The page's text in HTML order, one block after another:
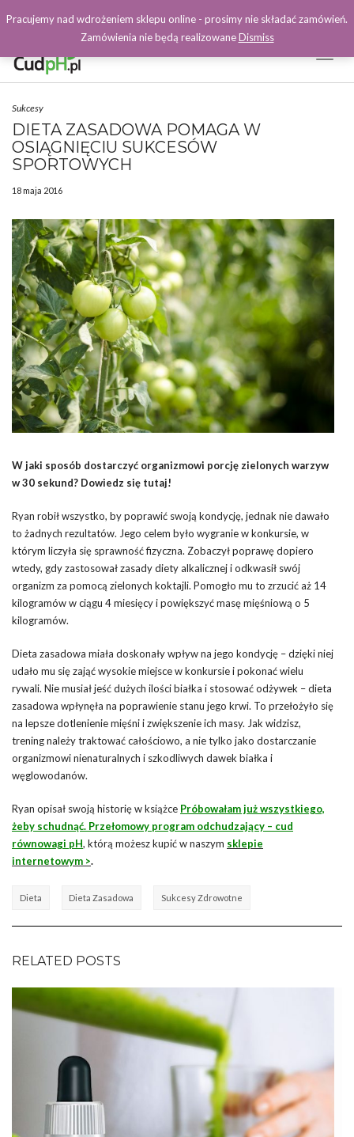
Facebook
Sukcesy
DIETA ZASADOWA POMAGA W
OSIĄGNIĘCIU SUKCESÓW
SPORTOWYCH
18 maja 2016
W jaki sposób dostarczyć organizmowi porcję zielonych warzyw
w 30 sekund? Dowiedz się tutaj!
Ryan robił wszystko, by poprawić swoją kondycję, jednak nie dawało
to żadnych rezultatów. Jego celem było wygranie w konkursie, w
którym liczyła się sprawność fizyczna. Zobaczył poprawę dopiero
wtedy, gdy zastosował zasady diety alkalicznej i odkwasił swój
organizm za pomocą zielonych koktajli. Pomogło mu to zrzucić aż 14
kilogramów w ciągu 4 miesięcy i powiększyć masę mięśniową o 5
kilogramów.
Dieta zasadowa miała doskonały wpływ na jego kondycję – dzięki niej
udało mu się zająć wysokie miejsce w konkursie i pokonać wielu
rywali. Nie musiał jeść dużych ilości białka i stosować odżywek – dieta
zasadowa wpłynęła na poprawienie stanu jego krwi. To przełożyło się
na lepsze dotlenienie mięśni i zwiększenie ich masy. Jak widzisz,
trening należy traktować całościowo, a nie tylko jako dostarczanie
organizmowi nienaturalnych i szkodliwych dawek białka i
węglowodanów.
Ryan opisał swoją historię w książce Próbowałam już wszystkiego,
żeby schudnąć. Przełomowy program odchudzający – cud
równowagi pH, którą możesz kupić w naszym sklepie
internetowym >.
Dieta Dieta Zasadowa Sukcesy Zdrowotne
RELATED POSTS
Pracujemy nad wdrożeniem sklepu online - prosimy nie składać zamówień.
Zamówienia nie będą realizowaneDismiss